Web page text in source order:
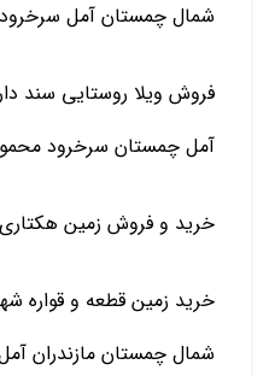
شمال چمستان آمل سرخرود
فروش ویلا روستایی سند
آمل چمستان سرخرود
خرید و فروش زمین
خرید زمین قطعه و قواره
شمال چمستان مازندران